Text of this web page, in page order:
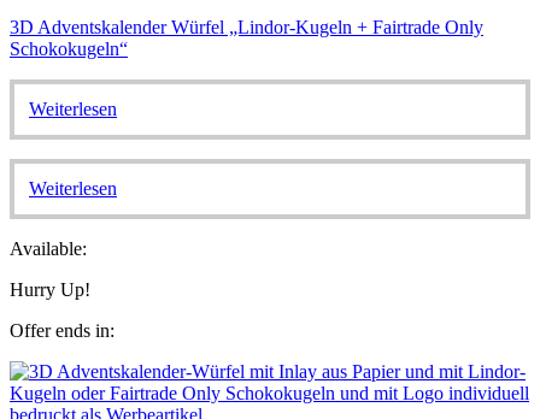
3D Adventskalender Würfel „Lindor-Kugeln + Fairtrade Only
Schokokugeln“
Weiterlesen
Weiterlesen
Available:
Hurry Up!
Offer ends in: